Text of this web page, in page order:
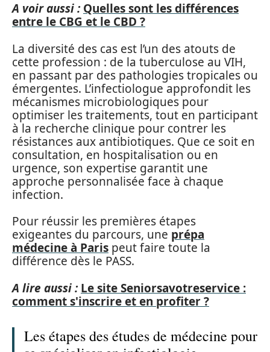
A voir aussi : Quelles sont les différences
entre le CBG et le CBD ?
La diversité des cas est l’un des atouts de
cette profession : de la tuberculose au VIH,
en passant par des pathologies tropicales ou
émergentes. L’infectiologue approfondit les
mécanismes microbiologiques pour
optimiser les traitements, tout en participant
à la recherche clinique pour contrer les
résistances aux antibiotiques. Que ce soit en
consultation, en hospitalisation ou en
urgence, son expertise garantit une
approche personnalisée face à chaque
infection.
Pour réussir les premières étapes
exigeantes du parcours, une prépa
médecine à Paris peut faire toute la
différence dès le PASS.
A lire aussi : Le site Seniorsavotreservice :
comment s'inscrire et en profiter ?
Les étapes des études de médecine pour